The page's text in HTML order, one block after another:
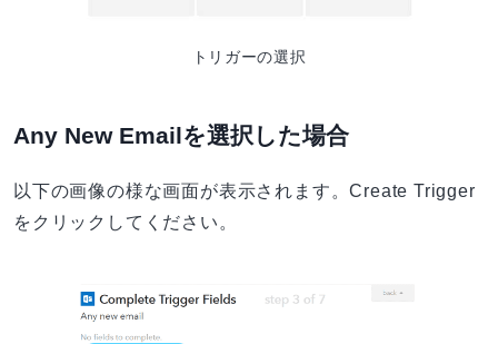
トリガーの選択
Any New Emailを選択した場合
以下の画像の様な画面が表示されます。Create Trigger
をクリックしてください。